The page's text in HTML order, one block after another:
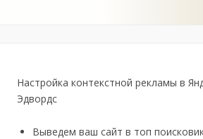
Настройка контекстной рекламы в
Эдвордс
Выведем ваш сайт в топ